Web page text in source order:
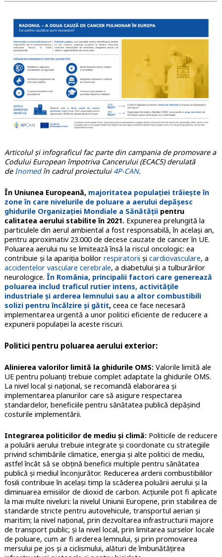
Articolul și infograficul fac parte din campania de promovare a
Codului European împotriva Cancerului (ECAC5) derulată
deInomedîn cadrul proiectului 4P-CAN.
În Uniunea Europeană, majoritatea populației trăiește în
zone în care nivelurile de poluare a aerului depășesc
ghidurile Organizației Mondiale a Sănătățiipentru
calitatea aerului stabilite în 2021.Expunerea prelungită la
particulele din aerul ambiental a fost responsabilă, în același an,
pentru aproximativ 23.000 de decese cauzate de cancer în UE.
Poluarea aerului nu se limitează însă la riscul oncologic: ea
contribuie și la apariția bolilor respiratorii și cardiovasculare, a
accidentelor vasculare cerebrale, a diabetului și a tulburărilor
neurologice. În România, principalii factori care generează
poluarea includ traficul rutier intens, activitățile
industriale și arderea lemnului sau a altor combustibili
solizi pentru încălzire și gătit,ceea ce face necesară
implementarea urgentă a unor politici eficiente de reducere a
expunerii populației la aceste riscuri.
Politici pentru poluarea aerului exterior:
Alinierea valorilor limită la ghidurile OMS: Valorile limită ale
UE pentru poluanți trebuie complet adaptate la ghidurile OMS.
La nivel local și național, se recomandă elaborarea și
implementarea planurilor care să asigure respectarea
standardelor, beneficiile pentru sănătatea publică depășind
costurile implementării.
Integrarea politicilor de mediu și climă: Politicile de reducere
a poluării aerului trebuie integrate și coordonate cu strategiile
privind schimbările climatice, energia și alte politici de mediu,
astfel încât să se obțină beneficii multiple pentru sănătatea
publică și mediul înconjurător. Reducerea arderii combustibililor
fosili contribuie în același timp la scăderea poluării aerului și la
diminuarea emisiilor de dioxid de carbon. Acțiunile pot fi aplicate
la mai multe niveluri: la nivelul Uniunii Europene, prin stabilirea de
standarde stricte pentru autovehicule, transportul aerian și
maritim; la nivel național, prin dezvoltarea infrastructurii majore
de transport public; și la nivel local, prin limitarea surselor locale
de poluare, cum ar fi arderea lemnului, și prin promovarea
mersului pe jos și a ciclismului, alături de îmbunătățirea